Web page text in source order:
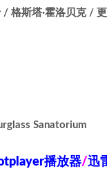
/ 格斯塔·霍洛贝克 /
Sanatorium
播放器/迅